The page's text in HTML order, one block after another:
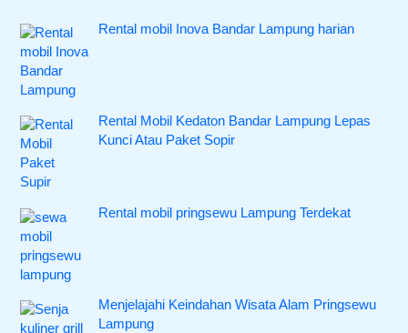
Rental mobil Inova Bandar Lampung harian
Rental Mobil Kedaton Bandar Lampung Lepas
Kunci Atau Paket Sopir
Rental mobil pringsewu Lampung Terdekat
Menjelajahi Keindahan Wisata Alam Pringsewu
Lampung